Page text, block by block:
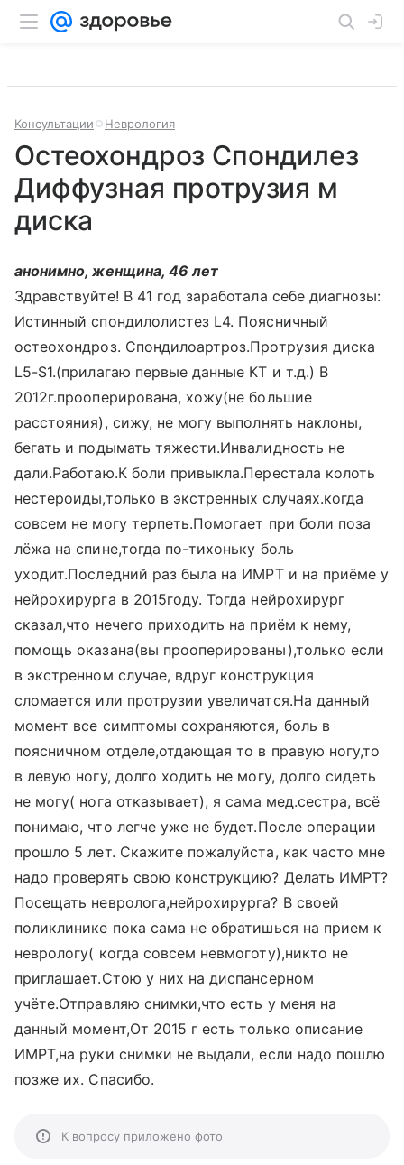
Консультации Неврология
Остеохондроз Спондилез
Диффузная протрузия м
диска
анонимно, женщина, 46 лет
Здравствуйте! В 41 год заработала себе диагнозы:
Истинный спондилолистез L4. Поясничный
остеохондроз. Спондилоартроз.Протрузия диска
L5-S1.(прилагаю первые данные КТ и т.д.) В
2012г.прооперирована, хожу(не большие
расстояния), сижу, не могу выполнять наклоны,
бегать и подымать тяжести.Инвалидность не
дали.Работаю.К боли привыкла.Перестала колоть
нестероиды,только в экстренных случаях.когда
совсем не могу терпеть.Помогает при боли поза
лёжа на спине,тогда по-тихоньку боль
уходит.Последний раз была на ИМРТ и на приёме у
нейрохирурга в 2015году. Тогда нейрохирург
сказал,что нечего приходить на приём к нему,
помощь оказана(вы прооперированы),только если
в экстренном случае, вдруг конструкция
сломается или протрузии увеличатся.На данный
момент все симптомы сохраняются, боль в
поясничном отделе,отдающая то в правую ногу,то
в левую ногу, долго ходить не могу, долго сидеть
не могу( нога отказывает), я сама мед.сестра, всё
понимаю, что легче уже не будет.После операции
прошло 5 лет. Скажите пожалуйста, как часто мне
надо проверять свою конструкцию? Делать ИМРТ?
Посещать невролога,нейрохирурга? В своей
поликлинике пока сама не обратишься на прием к
неврологу( когда совсем невмоготу),никто не
приглашает.Стою у них на диспансерном
учёте.Отправляю снимки,что есть у меня на
данный момент,От 2015 г есть только описание
ИМРТ,на руки снимки не выдали, если надо пошлю
позже их. Спасибо.
К вопросу приложено фото